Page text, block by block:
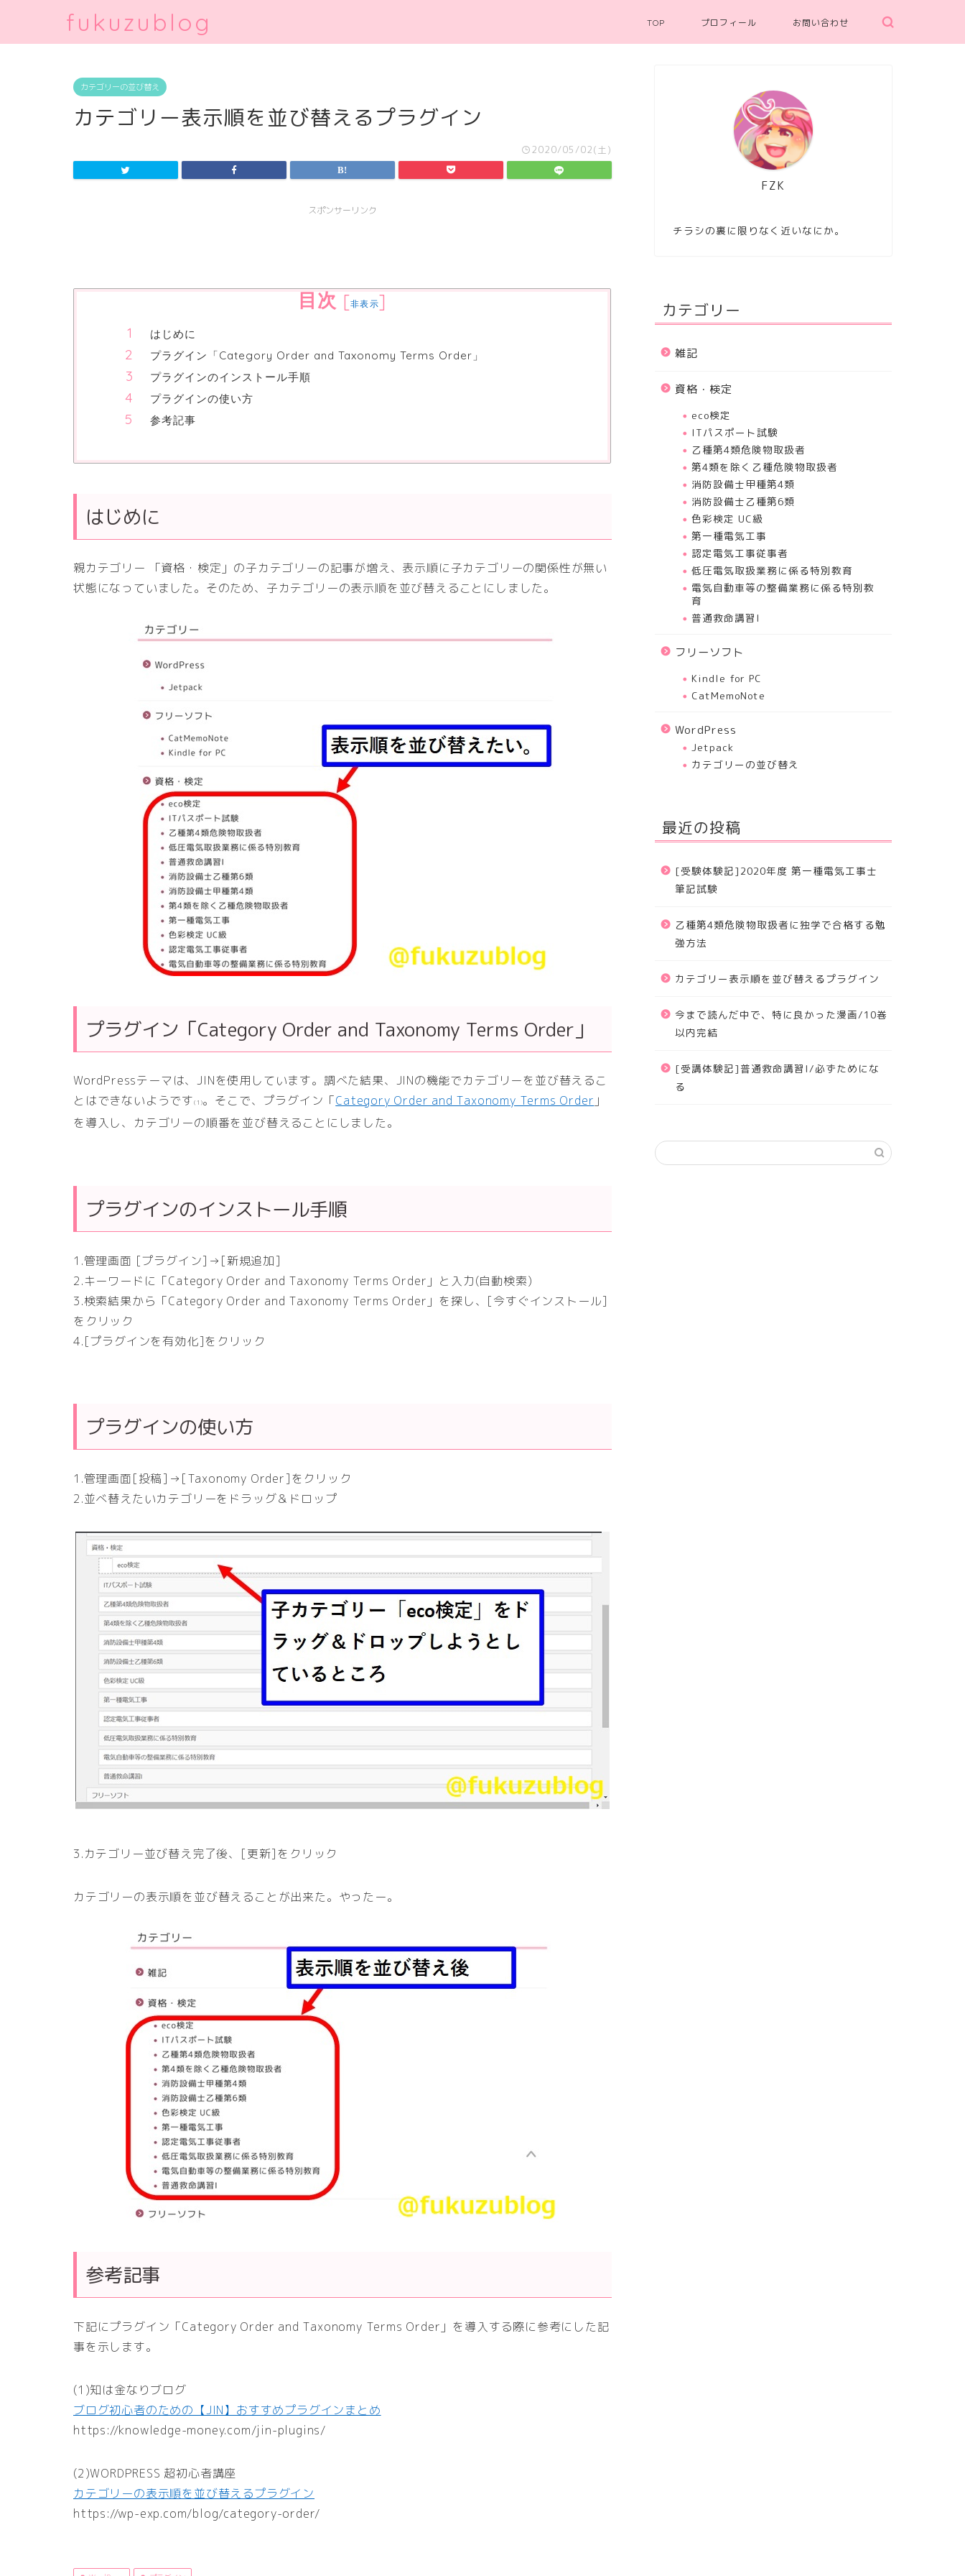
fukuzublog TOP プロフィール お問い合わせ
カテゴリーの並び替え
カテゴリー表示順を並び替えるプラグイン
2020/05/02(土)
スポンサーリンク
目次 [非表示]
はじめに
プラグイン「Category Order and Taxonomy Terms Order」
プラグインのインストール手順
プラグインの使い方
参考記事
はじめに
親カテゴリー 「資格・検定」の子カテゴリーの記事が増え、表示順に子カテゴリーの関係性が無い
状態になっていました。そのため、子カテゴリーの表示順を並び替えることにしました。
プラグイン「Category Order and Taxonomy Terms Order」
WordPressテーマは、JINを使用しています。調べた結果、JINの機能でカテゴリーを並び替えるこ
とはできないようです(1)。そこで、プラグイン「Category Order and Taxonomy Terms Order 」
を導入し、カテゴリーの順番を並び替えることにしました。
プラグインのインストール手順
1.管理画面 [プラグイン]→[新規追加]
2.キーワードに「Category Order and Taxonomy Terms Order」と入力(自動検索)
3.検索結果から「Category Order and Taxonomy Terms Order」を探し、[今すぐインストール]
をクリック
4.[プラグインを有効化]をクリック
プラグインの使い方
1.管理画面[投稿]→[Taxonomy Order]をクリック
2.並べ替えたいカテゴリーをドラッグ＆ドロップ
3.カテゴリー並び替え完了後、[更新]をクリック
カテゴリーの表示順を並び替えることが出来た。やったー。
参考記事
下記にプラグイン「Category Order and Taxonomy Terms Order」を導入する際に参考にした記
事を示します。
(1)知は金なりブログ
ブログ初心者のための【JIN】おすすめプラグインまとめ
https://knowledge-money.com/jin-plugins/
(2)WORDPRESS 超初心者講座
カテゴリーの表示順を並び替えるプラグイン
https://wp-exp.com/blog/category-order/
FZK
チラシの裏に限りなく近いなにか。
カテゴリー
雑記
資格・検定
eco検定
ITパスポート試験
乙種第4類危険物取扱者
第4類を除く乙種危険物取扱者
消防設備士甲種第4類
消防設備士乙種第6類
色彩検定 UC級
第一種電気工事
認定電気工事従事者
低圧電気取扱業務に係る特別教育
電気自動車等の整備業務に係る特別教
育
普通救命講習I
フリーソフト
Kindle for PC
CatMemoNote
WordPress
Jetpack
カテゴリーの並び替え
最近の投稿
[受験体験記]2020年度 第一種電気工事士
筆記試験
乙種第4類危険物取扱者に独学で合格する勉
強方法
カテゴリー表示順を並び替えるプラグイン
今まで読んだ中で、特に良かった漫画/10巻
以内完結
[受講体験記]普通救命講習I/必ずためにな
る